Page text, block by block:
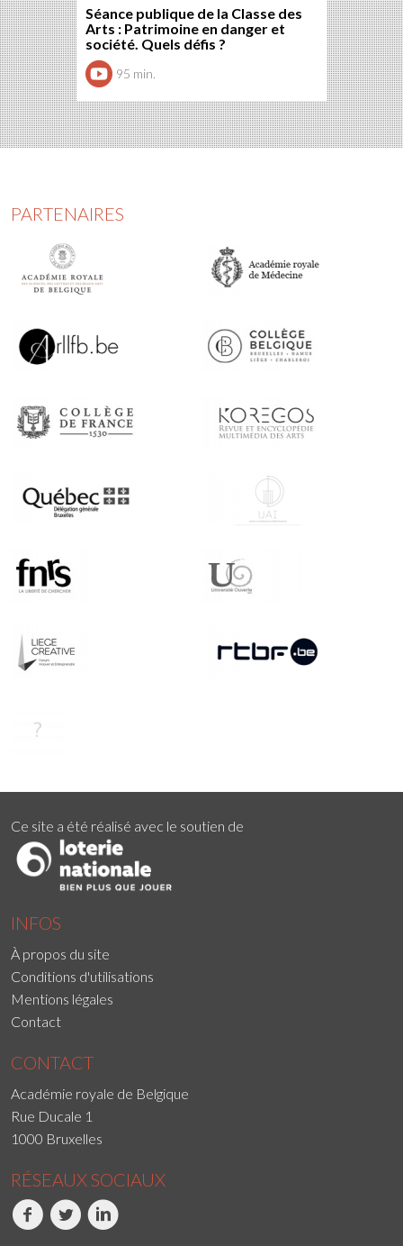
Séance publique de la Classe des
Arts : Patrimoine en danger et
société. Quels défis ?
95 min.
PARTENAIRES
Ce site a été réalisé avec le soutien de
INFOS
À propos du site
Conditions d'utilisations
Mentions légales
Contact
CONTACT
Académie royale de Belgique
Rue Ducale 1
1000 Bruxelles
RÉSEAUX SOCIAUX